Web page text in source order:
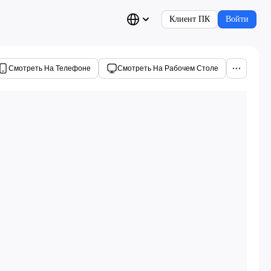
Клиент ПК Войти
Смотреть На Телефоне Смотреть На Рабочем Столе